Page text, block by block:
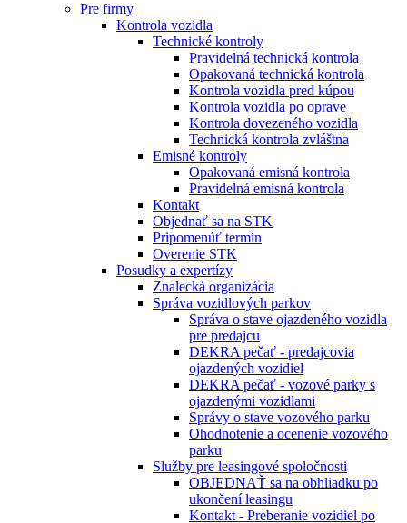
Pre firmy
Kontrola vozidla
Technické kontroly
Pravidelná technická kontrola
Opakovaná technická kontrola
Kontrola vozidla pred kúpou
Kontrola vozidla po oprave
Kontrola dovezeného vozidla
Technická kontrola zvláštna
Emisné kontroly
Opakovaná emisná kontrola
Pravidelná emisná kontrola
Kontakt
Objednať sa na STK
Pripomenúť termín
Overenie STK
Posudky a expertízy
Znalecká organizácia
Správa vozidlových parkov
Správa o stave ojazdeného vozidla
pre predajcu
DEKRA pečať - predajcovia
ojazdených vozidiel
DEKRA pečať - vozové parky s
ojazdenými vozidlami
Správy o stave vozového parku
Ohodnotenie a ocenenie vozového
parku
Služby pre leasingové spoločnosti
OBJEDNAŤ sa na obhliadku po
ukončení leasingu
Kontakt - Preberanie vozidiel po